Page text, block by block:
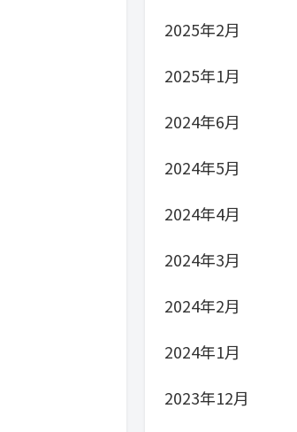
2025年2月
2025年1月
2024年6月
2024年5月
2024年4月
2024年3月
2024年2月
2024年1月
2023年12月